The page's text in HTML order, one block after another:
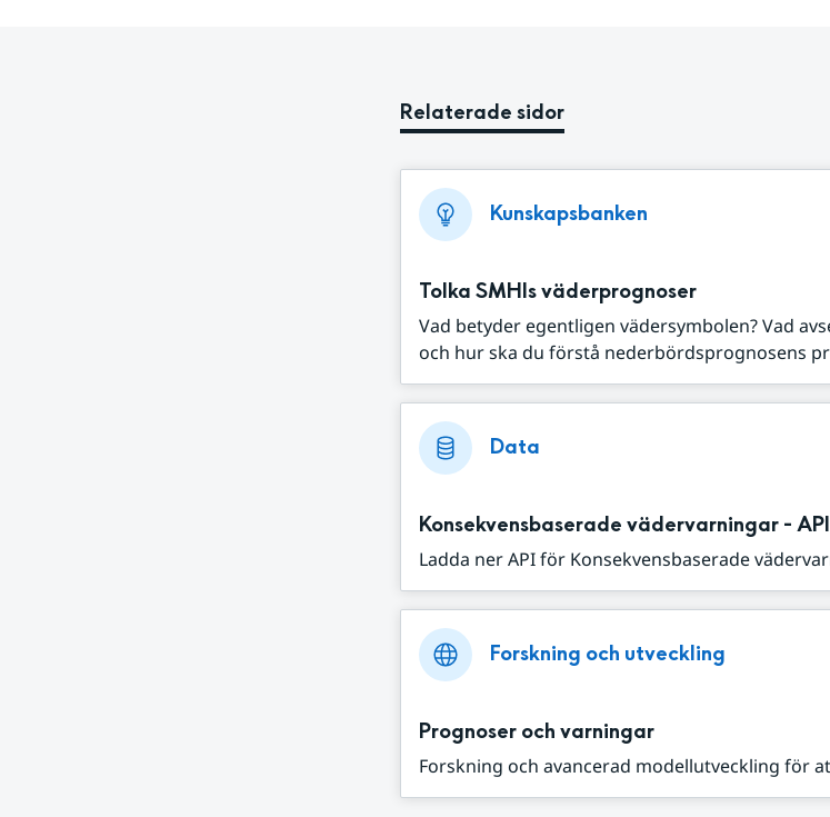
Relaterade sidor
Kunskapsbanken
Tolka SMHIs väderprognoser
Vad betyder egentligen vädersymbolen? Vad
och hur ska du förstå nederbördsprognosens
Data
Konsekvensbaserade vädervarningar - API
Ladda ner API för Konsekvensbaserade
Forskning och utveckling
Prognoser och varningar
Forskning och avancerad modellutveckling för